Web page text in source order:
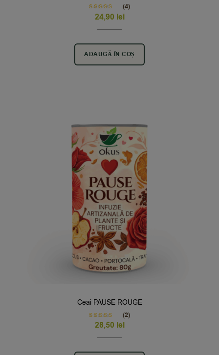
Rated5.00
out of 5
(4)
24,90 lei
ADAUGĂ ÎN COȘ
Ceai PAUSE ROUGE
Rated5.00
out of 5
(2)
28,50 lei